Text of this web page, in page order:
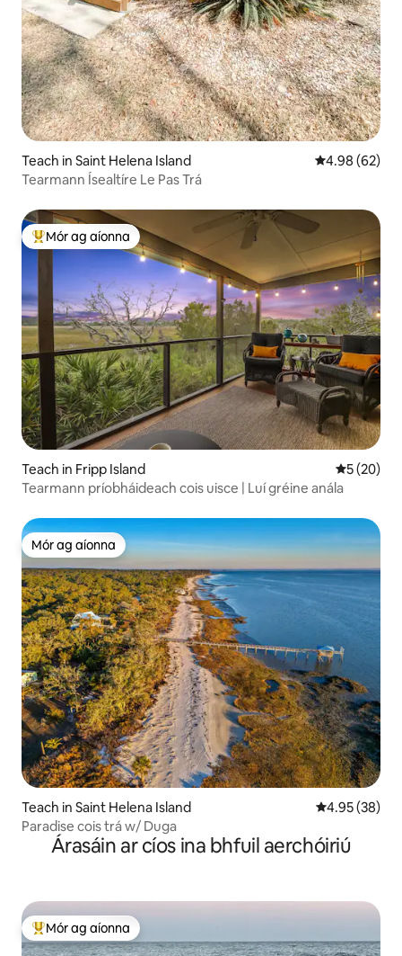
Teach in Saint Helena Island Meánrátáil
4.98 (62)
Tearmann Ísealtíre Le Pas Trá
An-mhór ag aíonna
Mór ag aíonna
Teach in Fripp Island
5 (20)
Tearmann príobháideach cois uisce | Luí gréine anála
Mór ag aíonna
Mór ag aíonna
Teach in Saint Helena Island Meánrátáil
4.95 (38)
Paradise cois trá w/ Duga
Árasáin ar cíos ina bhfuil aerchóiriú
An-mhór ag aíonna
Mór ag aíonna